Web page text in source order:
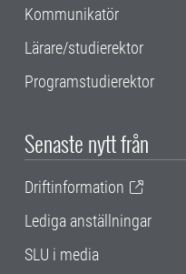
Kommunikatör
Lärare/studierektor
Programstudierektor
Senaste nytt från
Driftinformation
Lediga anställningar
SLU i media